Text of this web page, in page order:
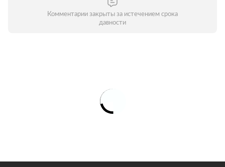
Комментарии закрыты за истечением срока
давности